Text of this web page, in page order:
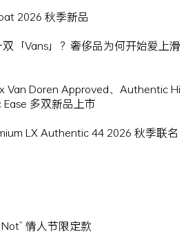
2026 秋季新品
「Vans」？奢侈品为何开始爱上滑
Van Doren Approved、Authentic Hi
多双新品上市
LX Authentic 44 2026 秋季联名
情人节限定款